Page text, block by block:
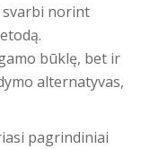
norint
būklę, bet ir
alternatyvas,
pagrindiniai